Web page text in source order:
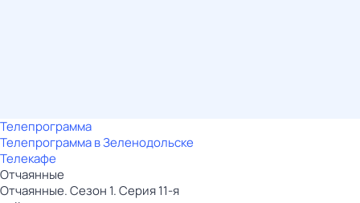
Телепрограмма
Телепрограмма в Зеленодольске
Телекафе
Отчаянные
Отчаянные. Сезон 1. Серия 11-я